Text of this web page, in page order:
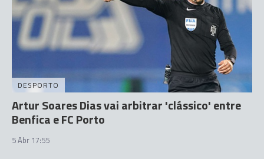
DESPORTO
Artur Soares Dias vai arbitrar 'clássico' entre
Benfica e FC Porto
5 Abr 17:55